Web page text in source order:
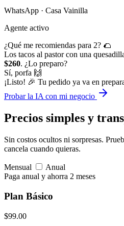
WhatsApp · Casa Vainilla
Agente activo
¿Qué me recomiendas para 2? 🌮
Los tacos al pastor con una
$260. ¿Lo preparo?
Sí, porfa 🙌
¡Listo! 🎉 Tu pedido ya va en
Probar la IA con mi negocio
Precios simples y
Sin costos ocultos ni sorpresas.
cancela cuando quieras.
Mensual
Anual
Paga anual y ahorra 2 meses
Plan Básico
$99.00